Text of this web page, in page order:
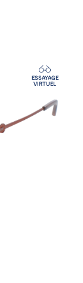
ESSAYAGE
VIRTUEL